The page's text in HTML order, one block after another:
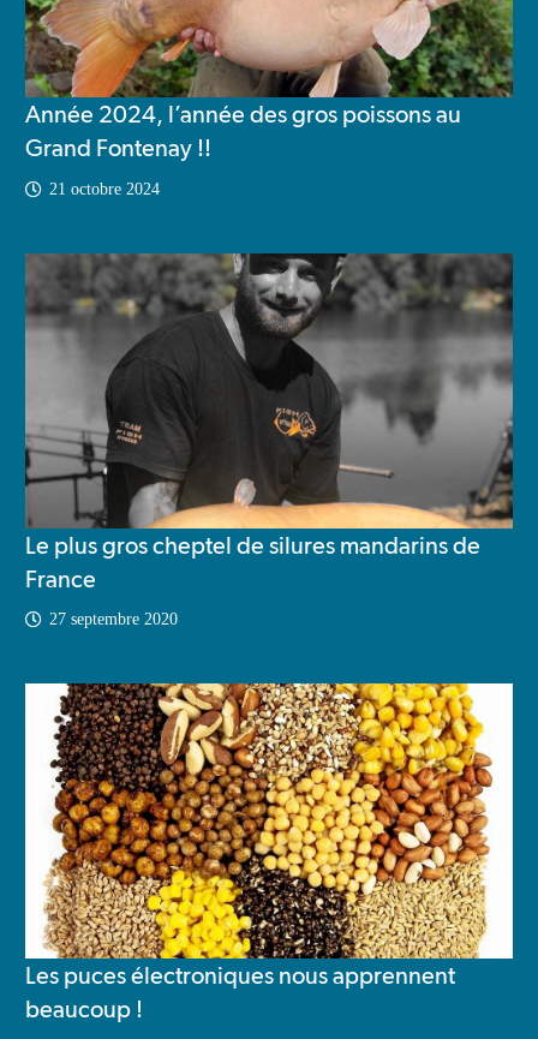
Année 2024, l’année des gros poissons au
Grand Fontenay !!
21 octobre 2024
Le plus gros cheptel de silures mandarins de
France
27 septembre 2020
Les puces électroniques nous apprennent
beaucoup !